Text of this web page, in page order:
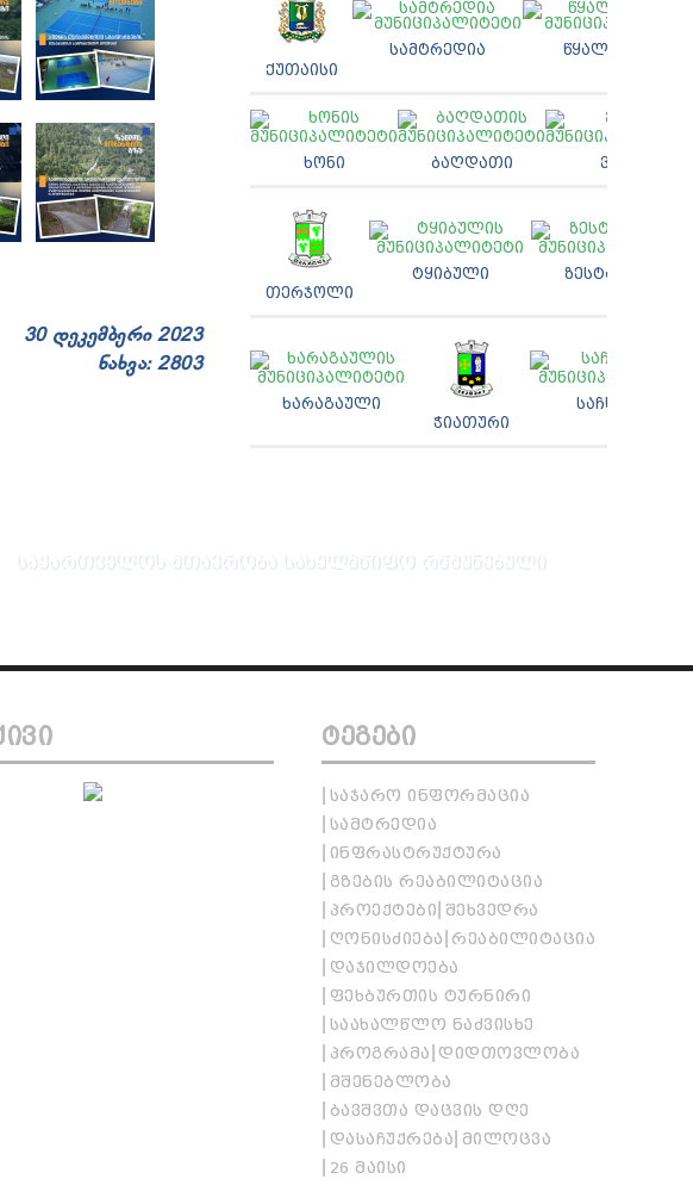
30 დეკემბერი 2023
ნახვა: 2803
ᲥᲣᲗᲐᲘᲡᲘ
ᲡᲐᲛᲢᲠᲔᲓᲘᲐ ᲬᲧᲐᲚᲢᲣᲑᲝ
ᲮᲝᲜᲘ ᲑᲐᲦᲓᲐᲗᲘ ᲕᲐᲜᲘ
ᲗᲔᲠᲯᲝᲚᲘ
ᲢᲧᲘᲑᲣᲚᲘ ᲖᲔᲡᲢᲐᲤᲝᲜᲘ
ᲮᲐᲠᲐᲒᲐᲣᲚᲘ
ᲭᲘᲐᲗᲣᲠᲘ
ᲡᲐᲩᲮᲔᲠᲘ
ᲡᲐᲥᲐᲠᲗᲕᲔᲚᲝᲡ ᲛᲗᲐᲕᲠᲝᲑᲐ ᲡᲐᲮᲔᲚᲛᲬᲘᲤᲝ ᲠᲬᲛᲣᲜᲔᲑᲣᲚᲘ
ᲢᲔᲒᲔᲑᲘ
ᲡᲐᲯᲐᲠᲝ ᲘᲜᲤᲝᲠᲛᲐᲪᲘᲐ
ᲡᲐᲛᲢᲠᲔᲓᲘᲐ
ᲘᲜᲤᲠᲐᲡᲢᲠᲣᲥᲢᲣᲠᲐ
ᲒᲖᲔᲑᲘᲡ ᲠᲔᲐᲑᲘᲚᲘᲢᲐᲪᲘᲐ
ᲞᲠᲝᲔᲥᲢᲔᲑᲘ ᲨᲔᲮᲕᲔᲓᲠᲐ
ᲦᲝᲜᲘᲡᲫᲘᲔᲑᲐ ᲠᲔᲐᲑᲘᲚᲘᲢᲐᲪᲘᲐ
ᲓᲐᲯᲘᲚᲓᲝᲔᲑᲐ
ᲤᲔᲮᲑᲣᲠᲗᲘᲡ ᲢᲣᲠᲜᲘᲠᲘ
ᲡᲐᲐᲮᲐᲚᲬᲚᲝ ᲜᲐᲫᲕᲘᲡᲮᲔ
ᲞᲠᲝᲒᲠᲐᲛᲐ ᲓᲘᲓᲗᲝᲕᲚᲝᲑᲐ
ᲛᲨᲔᲜᲔᲑᲚᲝᲑᲐ
ᲑᲐᲕᲨᲕᲗᲐ ᲓᲐᲪᲕᲘᲡ ᲓᲦᲔ
ᲓᲐᲡᲐᲩᲣᲥᲠᲔᲑᲐ ᲛᲘᲚᲝᲪᲕᲐ
26 ᲛᲐᲘᲡᲘ